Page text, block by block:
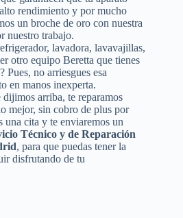
rendimiento y por mucho
un broche de oro con nuestra
nuestro trabajo.
lavadora, lavavajillas,
otro equipo Beretta que tienes
Pues, no arriesgues esa
en manos inexperta.
arriba, te reparamos
mejor, sin cobro de plus por
cita y te enviaremos un
Técnico y de Reparación
, para que puedas tener la
disfrutando de tu